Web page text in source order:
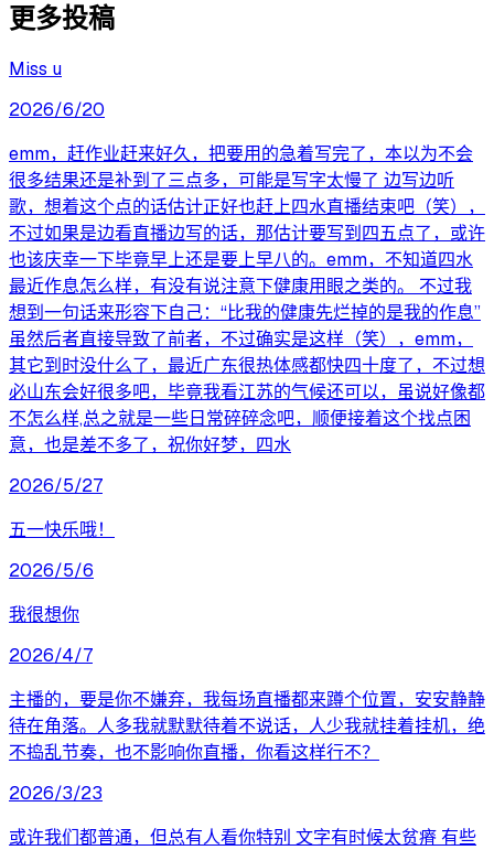
更多投稿
Miss u
2026/6/20
emm，赶作业赶来好久，把要用的急着写完了，本以为不会
很多结果还是补到了三点多，可能是写字太慢了 边写边听
歌，想着这个点的话估计正好也赶上四水直播结束吧（笑），
不过如果是边看直播边写的话，那估计要写到四五点了，或许
也该庆幸一下毕竟早上还是要上早八的。emm，不知道四水
最近作息怎么样，有没有说注意下健康用眼之类的。 不过我
想到一句话来形容下自己：“比我的健康先烂掉的是我的作息”
虽然后者直接导致了前者，不过确实是这样（笑），emm，
其它到时没什么了，最近广东很热体感都快四十度了，不过想
必山东会好很多吧，毕竟我看江苏的气候还可以，虽说好像都
不怎么样,总之就是一些日常碎碎念吧，顺便接着这个找点困
意，也是差不多了，祝你好梦，四水
2026/5/27
五一快乐哦！
2026/5/6
我很想你
2026/4/7
主播的，要是你不嫌弃，我每场直播都来蹲个位置，安安静静
待在角落。人多我就默默待着不说话，人少我就挂着挂机，绝
不捣乱节奏，也不影响你直播，你看这样行不？
2026/3/23
或许我们都普通，但总有人看你特别 文字有时候太贫瘠 有些